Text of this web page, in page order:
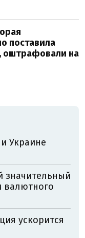
поставила
оштрафовали на
Украине
значительный
валютного
ускорится